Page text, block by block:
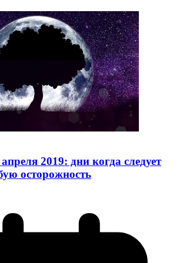
2019: дни когда следует
осторожность